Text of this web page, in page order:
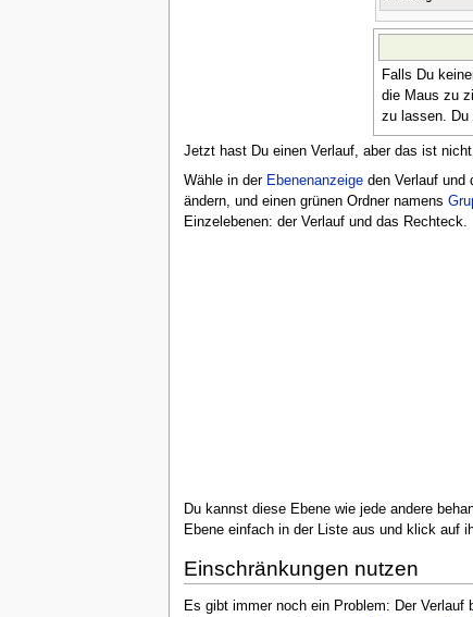
Falls Du
die Maus zu
zu lassen. Du
Jetzt hast Du einen Verlauf, aber das ist
Wähle in der Ebenenanzeigeden Verlauf und
ändern, und einen grünen Ordner namens
Einzelebenen: der Verlauf und das Rechteck.
Du kannst diese Ebene wie jede andere
Ebene einfach in der Liste aus und klick auf
Einschränkungen nutzen
Es gibt immer noch ein Problem: Der